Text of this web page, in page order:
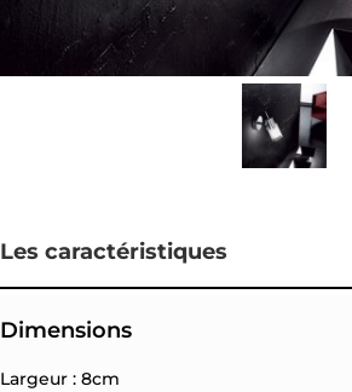
Les caractéristiques
Dimensions
Largeur : 8cm